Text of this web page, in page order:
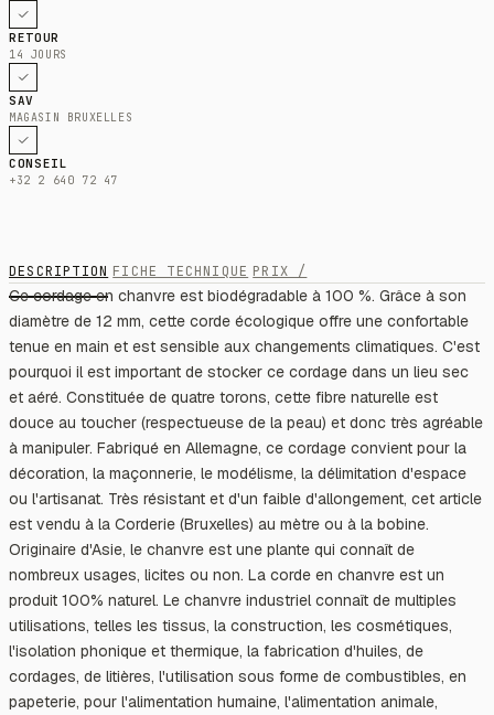
RETOUR
14 JOURS
SAV
MAGASIN BRUXELLES
CONSEIL
+32 2 640 72 47
DESCRIPTION FICHE TECHNIQUE PRIX /
Ce cordage en chanvre est biodégradable à 100 %. Grâce à son
diamètre de 12 mm, cette corde écologique offre une confortable
tenue en main et est sensible aux changements climatiques. C'est
pourquoi il est important de stocker ce cordage dans un lieu sec
et aéré. Constituée de quatre torons, cette fibre naturelle est
douce au toucher (respectueuse de la peau) et donc très agréable
à manipuler. Fabriqué en Allemagne, ce cordage convient pour la
décoration, la maçonnerie, le modélisme, la délimitation d'espace
ou l'artisanat. Très résistant et d'un faible d'allongement, cet article
est vendu à la Corderie (Bruxelles) au mètre ou à la bobine.
Originaire d'Asie, le chanvre est une plante qui connaît de
nombreux usages, licites ou non. La corde en chanvre est un
produit 100% naturel. Le chanvre industriel connaît de multiples
utilisations, telles les tissus, la construction, les cosmétiques,
l'isolation phonique et thermique, la fabrication d'huiles, de
cordages, de litières, l'utilisation sous forme de combustibles, en
papeterie, pour l'alimentation humaine, l'alimentation animale,